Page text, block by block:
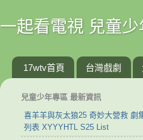
一起看電視 兒童少
17wtv首頁 台灣戲劇
兒童少年專區 最新資訊
喜羊羊與灰太狼25 奇妙大營救 劇
列表 XYYYHTL S25 List